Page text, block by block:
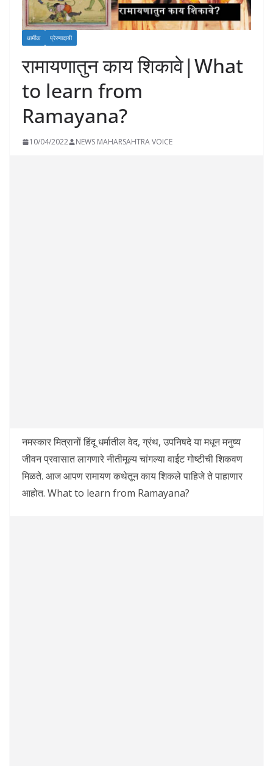
धार्मीक प्रेरणादायी
रामायणातुन काय शिकावे|What
to learn from
Ramayana?
10/04/2022 NEWS MAHARSAHTRA VOICE
नमस्कार मित्रानों हिंदू धर्मातील वेद, ग्रंथ, उपनिषदे या मधून मनुष्य
जीवन प्रवासात लागणारे नीतीमूल्य चांगल्या वाईट गोष्टीची शिकवण
मिळते. आज आपण रामायण कथेतून काय शिकले पाहिजे ते पाहाणार
आहोत. What to learn from Ramayana?